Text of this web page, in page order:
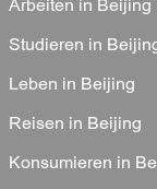
Arbeiten in Beijing
Studieren in
Leben in Beijing
Reisen in Beijing
Konsumieren in